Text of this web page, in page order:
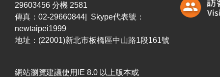
29603456 分機 2581
傳真：02-29660844| Skype代表號：
newtaipei1999
地址：(22001)新北市板橋區中山路1段161號
網站瀏覽建議使用IE 8.0 以上版本或